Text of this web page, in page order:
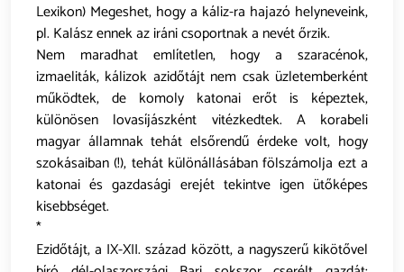
Lexikon) Megeshet, hogy a káliz-ra hajazó helyneveink,
pl. Kalász ennek az iráni csoportnak a nevét őrzik.
Nem maradhat említetlen, hogy a szaracénok,
izmaeliták, kálizok azidőtájt nem csak üzletemberként
működtek, de komoly katonai erőt is képeztek,
különösen lovasíjászként vitézkedtek. A korabeli
magyar államnak tehát elsőrendű érdeke volt, hogy
szokásaiban (!), tehát különállásában fölszámolja ezt a
katonai és gazdasági erejét tekintve igen ütőképes
kisebbséget.
*
Ezidőtájt, a IX-XII. század között, a nagyszerű kikötővel